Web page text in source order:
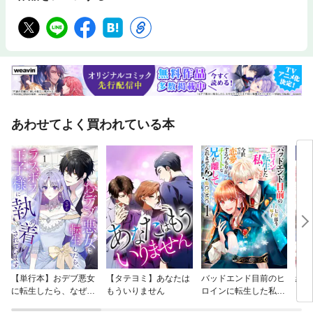
あわせてよく買われている本
【単行本】おデブ悪女
に転生したら、なぜか
【タテヨミ】あなたは
もういりません
バッドエンド目前のヒ
ロインに転生した私、
結